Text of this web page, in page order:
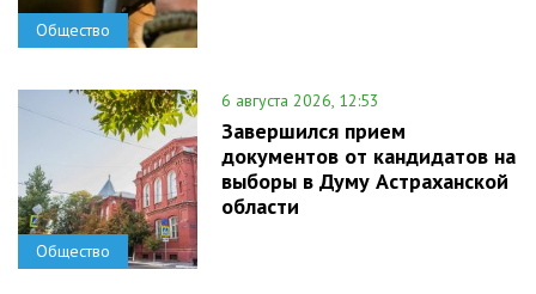
Общество
Общество
6 августа 2026, 12:53
Завершился прием
документов от кандидатов на
выборы в Думу Астраханской
области